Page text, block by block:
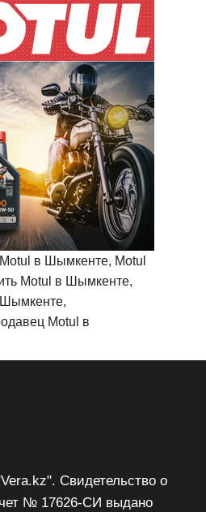
в Шымкенте, Motul
Motul в Шымкенте,
Motul в
Свидетельство о
№ 17626-СИ выдано